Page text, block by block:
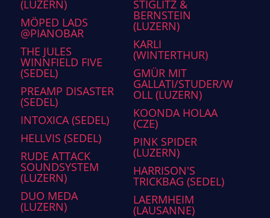
(LUZERN)
MÖPED LADS
@PIANOBAR
THE JULES
WINNFIELD FIVE
(SEDEL)
PREAMP DISASTER
(SEDEL)
INTOXICA (SEDEL)
HELLVIS (SEDEL)
RUDE ATTACK
SOUNDSYSTEM
(LUZERN)
DUO MEDA
(LUZERN)
STIGLITZ &
BERNSTEIN
(LUZERN)
KARLI
(WINTERTHUR)
GMÜR MIT
GALLATI/STUDER/W
OLL (LUZERN)
KOONDA HOLAA
(CZE)
PINK SPIDER
(LUZERN)
HARRISON'S
TRICKBAG (SEDEL)
LAERMHEIM
(LAUSANNE)